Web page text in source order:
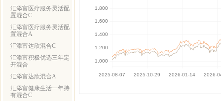
汇添富医疗服务灵活配
置混合C
汇添富医疗服务灵活配
置混合A
汇添富达欣混合C
汇添富积极优选三年定
开混合
汇添富达欣混合A
汇添富健康生活一年持
有混合C